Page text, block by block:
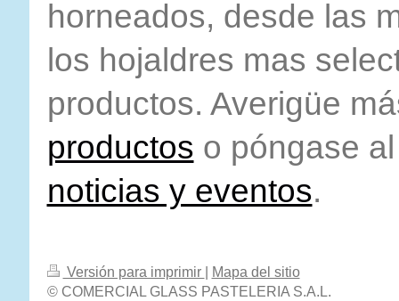
horneados, desde las
los hojaldres mas
productos. Averigüe
productos o póngase
noticias y eventos.
Versión para imprimir
Mapa del sitio
© COMERCIAL GLASS PASTELERIA S.A.L.